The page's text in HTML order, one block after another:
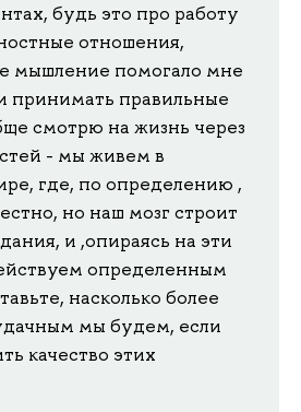
будь это про работу
отношения,
мышление помогало мне
принимать правильные
смотрю на жизнь через
- мы живем в
где, по определению ,
но наш мозг строит
и ,опираясь на эти
определенным
насколько более
мы будем, если
качество этих